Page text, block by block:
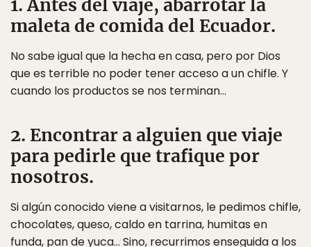
1. Antes del viaje, abarrotar la
maleta de comida del Ecuador.
No sabe igual que la hecha en casa, pero por Dios
que es terrible no poder tener acceso a un chifle. Y
cuando los productos se nos terminan…
2. Encontrar a alguien que viaje
para pedirle que trafique por
nosotros.
Si algún conocido viene a visitarnos, le pedimos chifle,
chocolates, queso, caldo en tarrina, humitas en
funda, pan de yuca… Sino, recurrimos enseguida a los